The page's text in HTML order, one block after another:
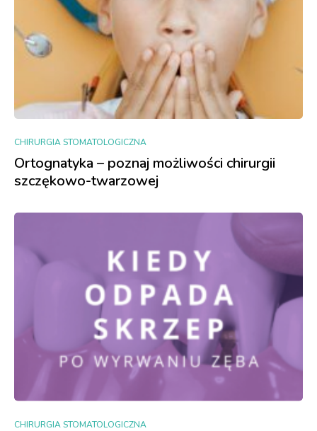
CHIRURGIA STOMATOLOGICZNA
Ortognatyka – poznaj możliwości chirurgii
szczękowo-twarzowej
CHIRURGIA STOMATOLOGICZNA